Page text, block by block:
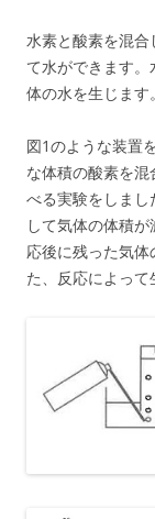
水素と酸素を混
て水ができます
体の水を生じます。
図1のような装置
な体積の酸素を
べる実験をしま
して気体の体積
応後に残った気
た、反応によって